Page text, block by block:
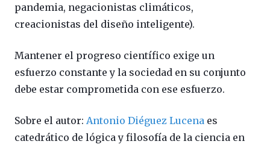
pandemia, negacionistas climáticos,
creacionistas del diseño inteligente).
Mantener el progreso científico exige un
esfuerzo constante y la sociedad en su conjunto
debe estar comprometida con ese esfuerzo.
Sobre el autor: Antonio Diéguez Lucena es
catedrático de lógica y filosofía de la ciencia en